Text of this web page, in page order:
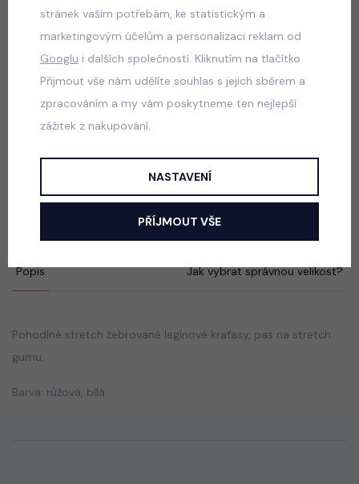
Squishy dumplings LIFE letní set
skladem
100 Kč
ALO mikina + sukně pudder pink
590 Kč
Popis Jak vybrat správnou velikost?
Pohodlné stretch žebrované legínové kraťasy, pas na stretch
gumu.
Barva: růžová, bílá
stránek vašim potřebám, ke statistickým a
marketingovým účelům a personalizaci reklam od
Googlu i dalších společností. Kliknutím na tlačítko
Přijmout vše nám udělíte souhlas s jejich sběrem a
zpracováním a my vám poskytneme ten nejlepší
zážitek z nakupování.
NASTAVENÍ
PŘÍJMOUT VŠE